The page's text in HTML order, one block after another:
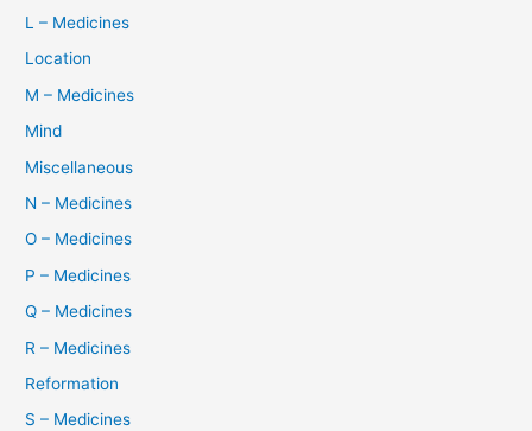
L – Medicines
Location
M – Medicines
Mind
Miscellaneous
N – Medicines
O – Medicines
P – Medicines
Q – Medicines
R – Medicines
Reformation
S – Medicines